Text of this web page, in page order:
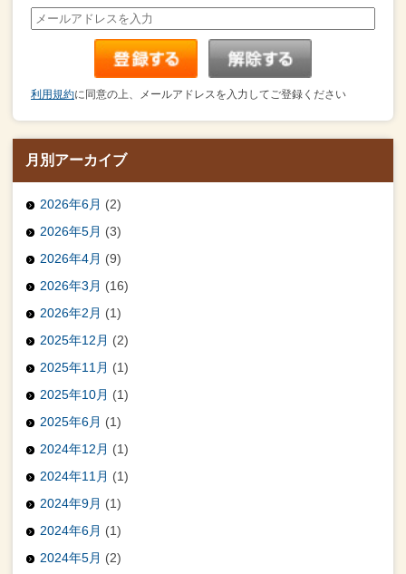
利用規約に同意の上、メールアドレスを入力してご登録ください
月別アーカイブ
2026年6月 (2)
2026年5月 (3)
2026年4月 (9)
2026年3月 (16)
2026年2月 (1)
2025年12月 (2)
2025年11月 (1)
2025年10月 (1)
2025年6月 (1)
2024年12月 (1)
2024年11月 (1)
2024年9月 (1)
2024年6月 (1)
2024年5月 (2)